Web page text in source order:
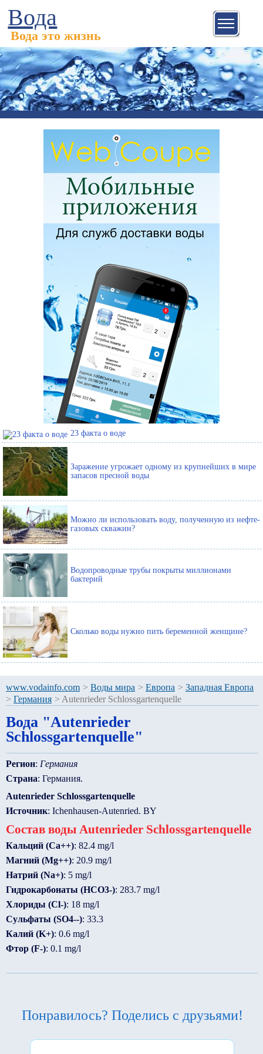
Вода
Вода это жизнь
23 факта о воде
Заражение угрожает одному из крупнейших в мире
запасов пресной воды
Можно ли использовать воду, полученную из нефте-
газовых скважин?
Водопроводные трубы покрыты миллионами
бактерий
Сколько воды нужно пить беременной женщине?
www.vodainfo.com > Воды мира > Европа > Западная Европа
> Германия > Autenrieder Schlossgartenquelle
Вода "Autenrieder
Schlossgartenquelle"
Регион: Германия
Страна: Германия.
Autenrieder Schlossgartenquelle
Источник: Ichenhausen-Autenried. BY
Состав воды Autenrieder Schlossgartenquelle
Кальций (Ca++): 82.4 mg/l
Магний (Mg++): 20.9 mg/l
Натрий (Na+): 5 mg/l
Гидрокарбонаты (HCO3-): 283.7 mg/l
Хлориды (Cl-): 18 mg/l
Сульфаты (SO4--): 33.3
Калий (K+): 0.6 mg/l
Фтор (F-): 0.1 mg/l
Понравилось? Поделись с друзьями!